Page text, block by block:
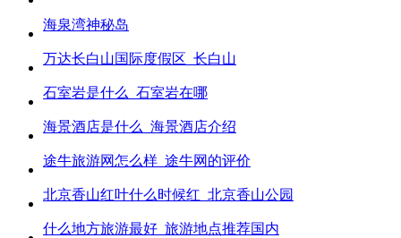
海泉湾神秘岛
万达长白山国际度假区_长白山
石室岩是什么_石室岩在哪
海景酒店是什么_海景酒店介绍
途牛旅游网怎么样_途牛网的评价
北京香山红叶什么时候红_北京香山公园
什么地方旅游最好_旅游地点推荐国内